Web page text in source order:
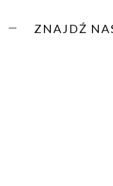
ZNAJDŹ